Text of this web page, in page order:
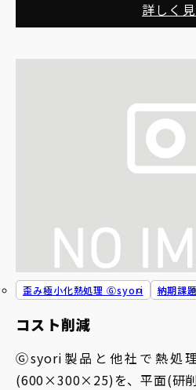
詳しく
コスト削減
歪み極小化熱処理 Ⓖsyori 納期課題
Ⓖsyori製品と他社で熱処
(600×300×25)を、平面(研